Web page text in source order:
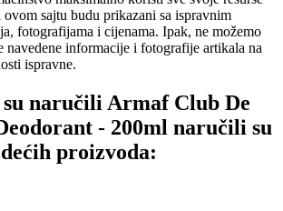
sajtu budu prikazani sa ispravnim
fotografijama i cijenama. Ipak, ne možemo
navedene informacije i fotografije artikala na
ispravne.
naručili Armaf Club De
- 200ml naručili su
proizvoda: